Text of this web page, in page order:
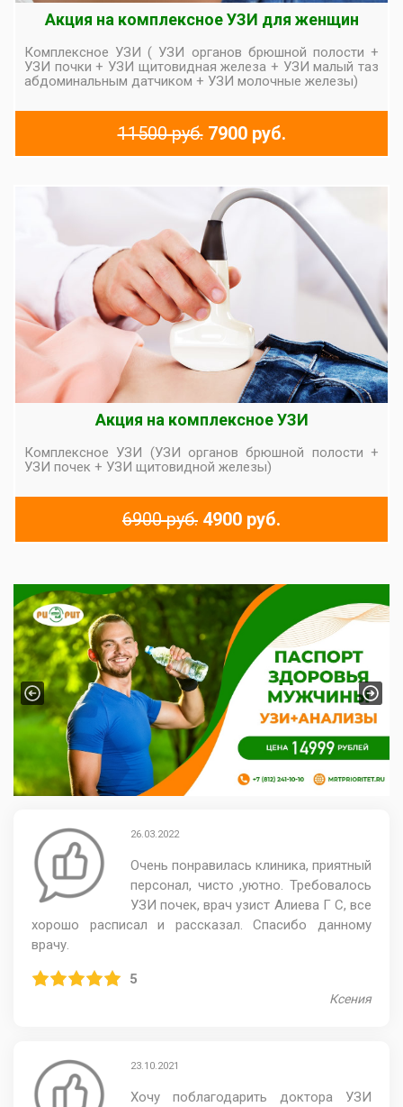
Акция на комплексное УЗИ для женщин
Комплексное УЗИ ( УЗИ органов брюшной полости +
УЗИ почки + УЗИ щитовидная железа + УЗИ малый таз
абдоминальным датчиком + УЗИ молочные железы)
11500 руб.7900 руб.
Акция на комплексное УЗИ
Комплексное УЗИ (УЗИ органов брюшной полости +
УЗИ почек + УЗИ щитовидной железы)
6900 руб. 4900 руб.
Previous Next
26.03.2022
Очень понравилась клиника, приятный
персонал, чисто ,уютно. Требовалось
УЗИ почек, врач узист Алиева Г С, все
хорошо расписал и рассказал. Спасибо данному
врачу.
5
Ксения
23.10.2021
Хочу поблагодарить доктора УЗИ